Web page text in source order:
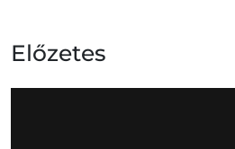
Előzetes